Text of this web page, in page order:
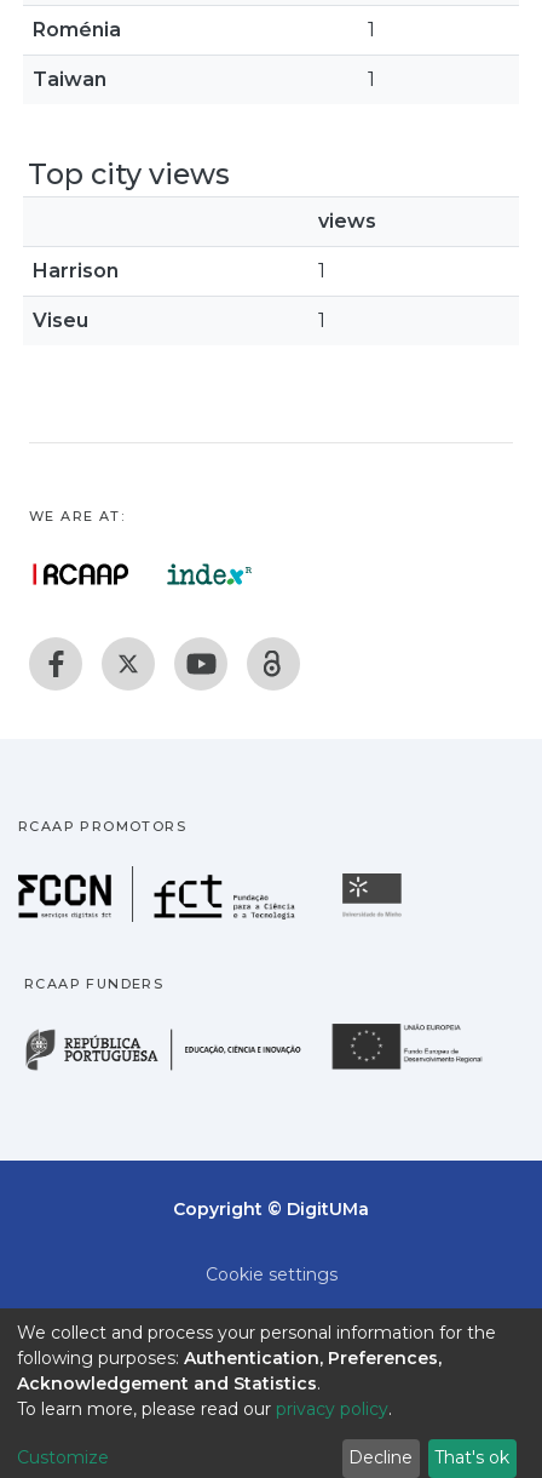
Roménia 1
Taiwan 1
Top city views
views
Harrison 1
Viseu 1
WE ARE AT:
RCAAP PROMOTORS
Fundação para a
RCAAP FUNDERS
República Portuguesa
Copyright © DigitUMa
Cookie settings
End User Agreement
Send Feedback
We collect and process your personal information for the
following purposes: Authentication, Preferences,
Acknowledgement and Statistics.
To learn more, please read our privacy policy.
Customize Decline That's ok